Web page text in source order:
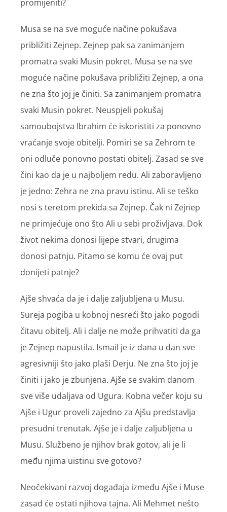
promijeniti?
Musa se na sve moguće načine pokušava
približiti Zejnep. Zejnep pak sa zanimanjem
promatra svaki Musin pokret. Musa se na sve
moguće načine pokušava približiti Zejnep, a ona
ne zna što joj je činiti. Sa zanimanjem promatra
svaki Musin pokret. Neuspjeli pokušaj
samoubojstva Ibrahim će iskoristiti za ponovno
vraćanje svoje obitelji. Pomiri se sa Zehrom te
oni odluče ponovno postati obitelj. Zasad se sve
čini kao da je u najboljem redu. Ali zaboravljeno
je jedno: Zehra ne zna pravu istinu. Ali se teško
nosi s teretom prekida sa Zejnep. Čak ni Zejnep
ne primjećuje ono što Ali u sebi proživljava. Dok
život nekima donosi lijepe stvari, drugima
donosi patnju. Pitamo se komu će ovaj put
donijeti patnje?
Ajše shvaća da je i dalje zaljubljena u Musu.
Sureja pogiba u kobnoj nesreći što jako pogodi
čitavu obitelj. Ali i dalje ne može prihvatiti da ga
je Zejnep napustila. Ismail je iz dana u dan sve
agresivniji što jako plaši Derju. Ne zna što joj je
činiti i jako je zbunjena. Ajše se svakim danom
sve više udaljava od Ugura. Kobna večer koju su
Ajše i Ugur proveli zajedno za Ajšu predstavlja
presudni trenutak. Ajše je i dalje zaljubljena u
Musu. Službeno je njihov brak gotov, ali je li
među njima uistinu sve gotovo?
Neočekivani razvoj događaja između Ajše i Muse
zasad će ostati njihova tajna. Ali Mehmet nešto